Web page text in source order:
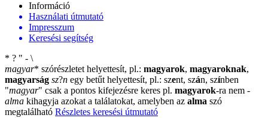
Információ
Használati útmutató
Impresszum
Keresési segítség
* ? " - \
magyar* szórészletet helyettesít, pl.: magyarok, magyaroknak,
magyarság sz?n egy betűt helyettesít, pl.: szent, szán, színben
"magyar" csak a pontos kifejezésre keres pl. magyarok-ra nem -
alma kihagyja azokat a találatokat, amelyben az alma szó
megtalálható Részletes keresési útmutató